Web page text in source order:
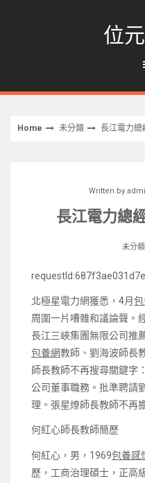
位
Home 未分類 長江電力總
Written by
長江電力總
未分類
北極星電力網獲悉，4月
周圍一片嘈雜和議論聲。
長江三峽集團無限公司推
包養網教師、劉海波師長
師長教師不再搜尋關鍵字
公司董事職務。批準聘請
理。張星燎師長教師不再
何紅心師長教師簡歷
何紅心，男，1969包養感
歷，工商治理碩士，正高